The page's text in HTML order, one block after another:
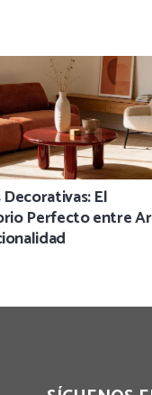
Decorativas: El
Perfecto entre